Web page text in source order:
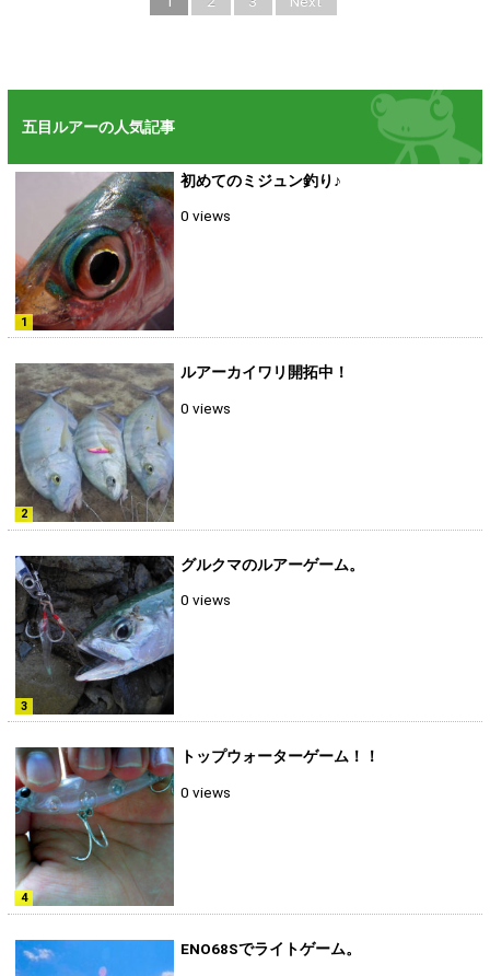
五目ルアーの人気記事
初めてのミジュン釣り♪
0 views
ルアーカイワリ開拓中！
0 views
グルクマのルアーゲーム。
0 views
トップウォーターゲーム！！
0 views
ENO68Sでライトゲーム。